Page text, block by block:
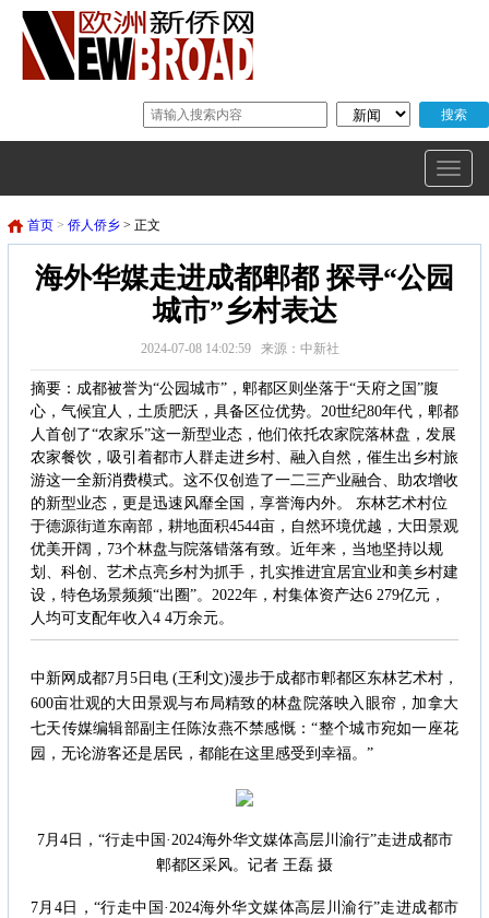
首页 > 侨人侨乡 > 正文
海外华媒走进成都郫都 探寻“公园
城市”乡村表达
2024-07-08 14:02:59 来源：中新社
摘要：成都被誉为“公园城市”，郫都区则坐落于“天府之国”腹
心，气候宜人，土质肥沃，具备区位优势。20世纪80年代，郫都
人首创了“农家乐”这一新型业态，他们依托农家院落林盘，发展
农家餐饮，吸引着都市人群走进乡村、融入自然，催生出乡村旅
游这一全新消费模式。这不仅创造了一二三产业融合、助农增收
的新型业态，更是迅速风靡全国，享誉海内外。 东林艺术村位
于德源街道东南部，耕地面积4544亩，自然环境优越，大田景观
优美开阔，73个林盘与院落错落有致。近年来，当地坚持以规
划、科创、艺术点亮乡村为抓手，扎实推进宜居宜业和美乡村建
设，特色场景频频“出圈”。2022年，村集体资产达6 279亿元，
人均可支配年收入4 4万余元。
中新网成都7月5日电 (王利文)漫步于成都市郫都区东林艺术村，
600亩壮观的大田景观与布局精致的林盘院落映入眼帘，加拿大
七天传媒编辑部副主任陈汝燕不禁感慨：“整个城市宛如一座花
园，无论游客还是居民，都能在这里感受到幸福。”
7月4日，“行走中国·2024海外华文媒体高层川渝行”走进成都市
郫都区采风。记者 王磊 摄
7月4日，“行走中国·2024海外华文媒体高层川渝行”走进成都市